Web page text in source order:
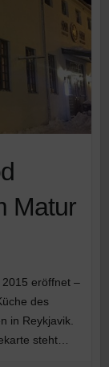
Matur
eröffnet –
des
in Reykjavik.
steht…